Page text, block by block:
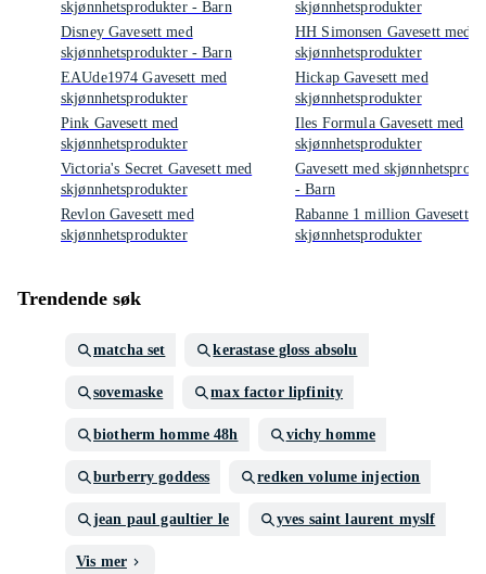
skjønnhetsprodukter - Barn
Disney Gavesett med
skjønnhetsprodukter - Barn
EAUde1974 Gavesett med
skjønnhetsprodukter
Pink Gavesett med
skjønnhetsprodukter
Victoria's Secret Gavesett med
skjønnhetsprodukter
Revlon Gavesett med
skjønnhetsprodukter
skjønnhetsprodukter
HH Simonsen Gavesett med
skjønnhetsprodukter
Hickap Gavesett med
skjønnhetsprodukter
Iles Formula Gavesett med
skjønnhetsprodukter
Gavesett med
- Barn
Rabanne 1 million Gavesett
skjønnhetsprodukter
Trendende søk
matcha set kerastase gloss absolu
sovemaske max factor lipfinity
biotherm homme 48h vichy homme
burberry goddess redken volume injection
jean paul gaultier le yves saint laurent myslf
Vis mer